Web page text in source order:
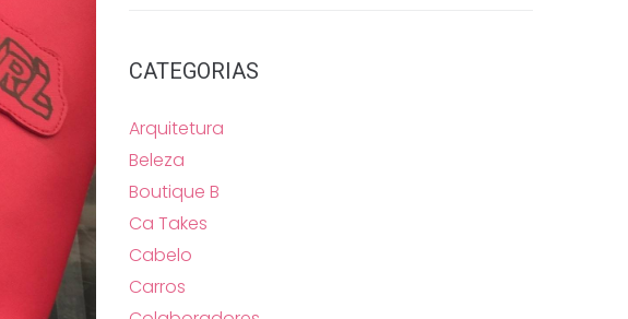
CATEGORIAS
Arquitetura
Beleza
Boutique B
Ca Takes
Cabelo
Carros